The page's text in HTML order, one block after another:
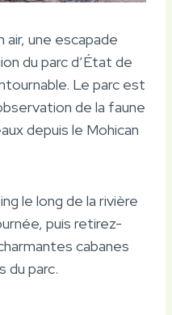
air, une escapade
du parc d’État de
Le parc est
de la faune
depuis le Mohican
le long de la rivière
puis retirez-
cabanes
du parc.